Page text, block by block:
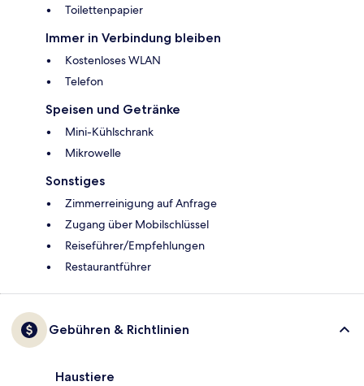
Toilettenpapier
Immer in Verbindung bleiben
Kostenloses WLAN
Telefon
Speisen und Getränke
Mini-Kühlschrank
Mikrowelle
Sonstiges
Zimmerreinigung auf Anfrage
Zugang über Mobilschlüssel
Reiseführer/Empfehlungen
Restaurantführer
Gebühren & Richtlinien
Haustiere